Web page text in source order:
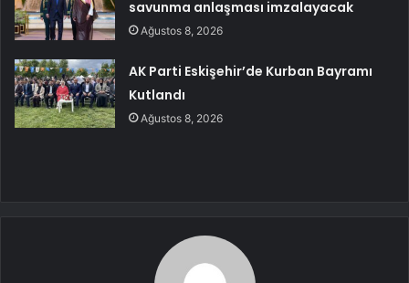
savunma anlaşması imzalayacak
Ağustos 8, 2026
AK Parti Eskişehir’de Kurban Bayramı
Kutlandı
Ağustos 8, 2026